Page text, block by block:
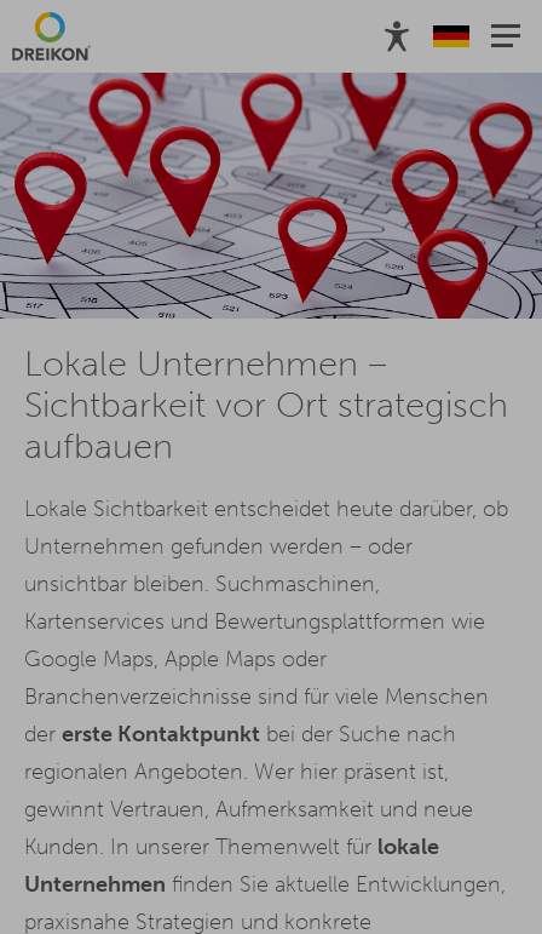
Lokale Unternehmen –
Sichtbarkeit vor Ort strategisch
aufbauen
Lokale Sichtbarkeit entscheidet heute darüber, ob
Unternehmen gefunden werden – oder
unsichtbar bleiben. Suchmaschinen,
Kartenservices und Bewertungsplattformen wie
Google Maps, Apple Maps oder
Branchenverzeichnisse sind für viele Menschen
der erste Kontaktpunkt bei der Suche nach
regionalen Angeboten. Wer hier präsent ist,
gewinnt Vertrauen, Aufmerksamkeit und neue
Kunden. In unserer Themenwelt für lokale
Unternehmen finden Sie aktuelle Entwicklungen,
praxisnahe Strategien und konkrete
Top-Artikel HRTop-Artikel ÄrzteTop-Artikel